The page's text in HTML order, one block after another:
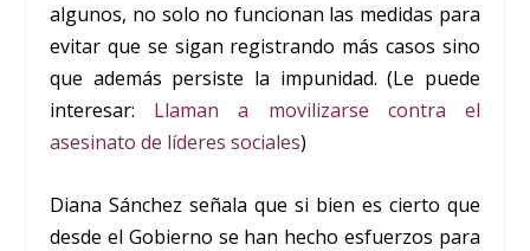
algunos, no solo no funcionan las medidas para
evitar que se sigan registrando más casos sino
que además persiste la impunidad. (Le puede
interesar: Llaman a movilizarse contra el
asesinato de líderes sociales)
Diana Sánchez señala que si bien es cierto que
desde el Gobierno se han hecho esfuerzos para